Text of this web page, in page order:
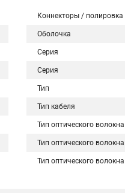
Коннекторы / полировка
Оболочка
Серия
Серия
Тип
Тип кабеля
Тип оптического волокна
Тип оптического волокна
Тип оптического волокна